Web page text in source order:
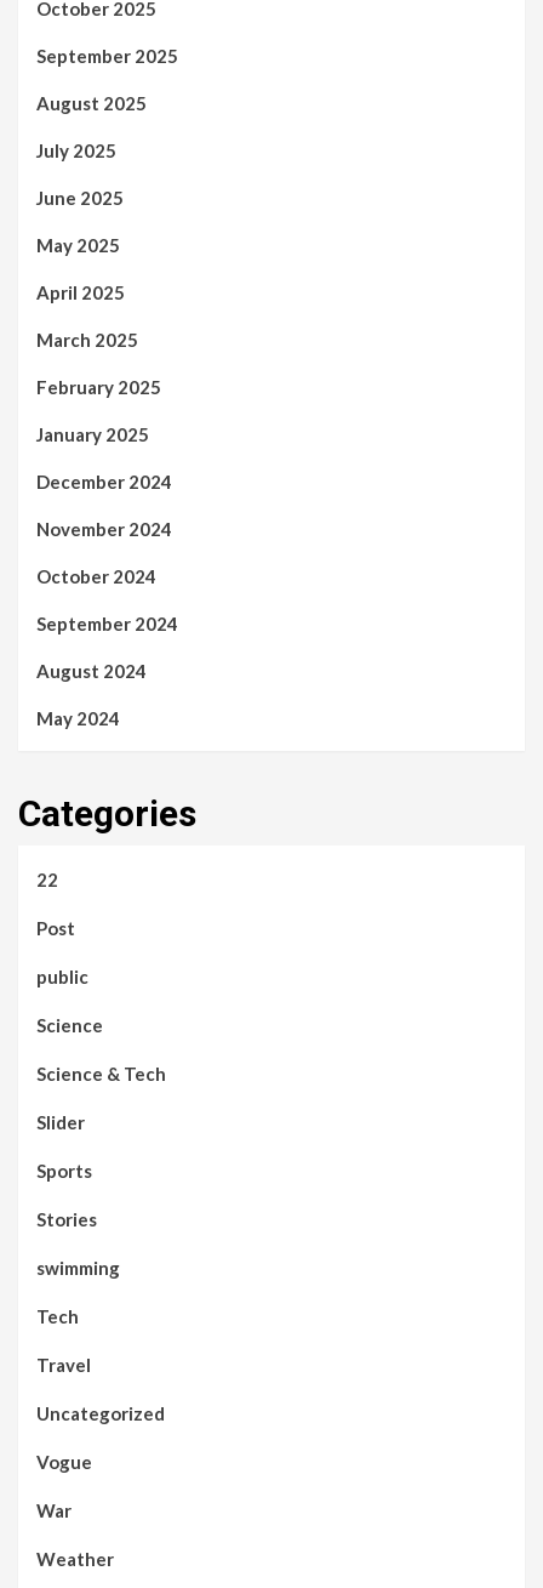
October 2025
September 2025
August 2025
July 2025
June 2025
May 2025
April 2025
March 2025
February 2025
January 2025
December 2024
November 2024
October 2024
September 2024
August 2024
May 2024
Categories
22
Post
public
Science
Science & Tech
Slider
Sports
Stories
swimming
Tech
Travel
Uncategorized
Vogue
War
Weather